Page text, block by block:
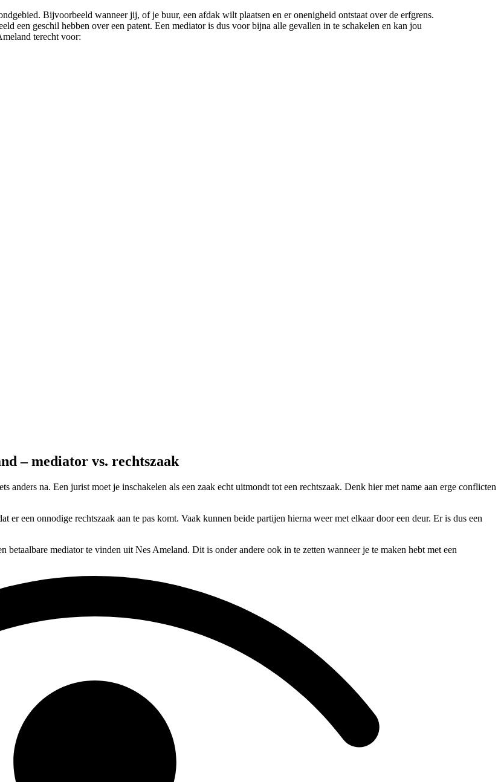
Bijvoorbeeld wanneer jij, of je buur, een afdak wilt plaatsen en er onenigheid ontstaat over de erfgrens.
een geschil hebben over een patent. Een mediator is dus voor bijna alle gevallen in te schakelen en kan jou
terecht voor:
– mediator vs. rechtszaak
anders na. Een jurist moet je inschakelen als een zaak echt uitmondt tot een rechtszaak. Denk hier met name aan erge conflicten
een onnodige rechtszaak aan te pas komt. Vaak kunnen beide partijen hierna weer met elkaar door een deur. Er is dus een
betaalbare mediator te vinden uit Nes Ameland. Dit is onder andere ook in te zetten wanneer je te maken hebt met een